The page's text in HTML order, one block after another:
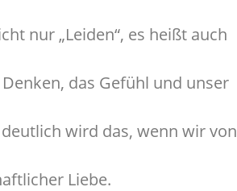
nur „Leiden“, es heißt auch
das Gefühl und unser
wird das, wenn wir von
Liebe.